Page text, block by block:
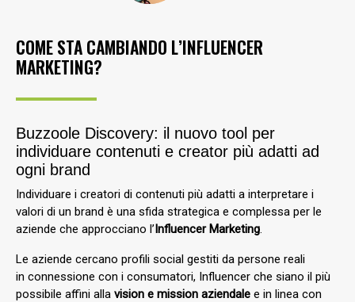
COME STA CAMBIANDO L’INFLUENCER
MARKETING?
Buzzoole Discovery: il nuovo tool per
individuare contenuti e creator più adatti ad
ogni brand
Individuare i creatori di contenuti più adatti a interpretare i
valori di un brand è una sfida strategica e complessa per le
aziende che approcciano l’Influencer Marketing.
Le aziende cercano profili social gestiti da persone reali
in connessione con i consumatori, Influencer che siano il più
possibile affini alla vision e mission aziendale e in linea con